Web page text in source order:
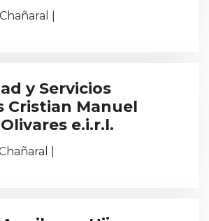
|
y Servicios
Cristian Manuel
e.i.r.l.
|